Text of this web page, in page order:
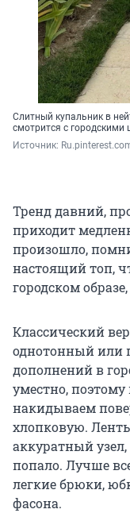
Слитный купальник в
смотрится с городскими
Источник:
Тренд давний,
приходит
произошло,
настоящий топ,
городском
Классический
однотонный или
дополнений в
уместно,
накидываем
хлопковую.
аккуратный
попало. Лучше
легкие брюки,
фасона.